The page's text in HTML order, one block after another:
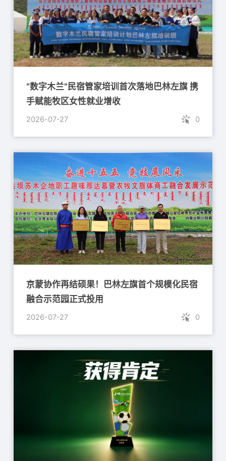
“数字木兰”民宿管家培训首次落地巴林左旗 携
手赋能牧区女性就业增收
2026-07-27 0
京蒙协作再结硕果！巴林左旗首个规模化民宿
融合示范园正式投用
2026-07-27 0